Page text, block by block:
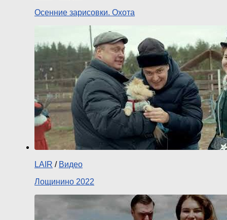
Осенние зарисовки. Охота
LAIR / Видео
Лощинино 2022